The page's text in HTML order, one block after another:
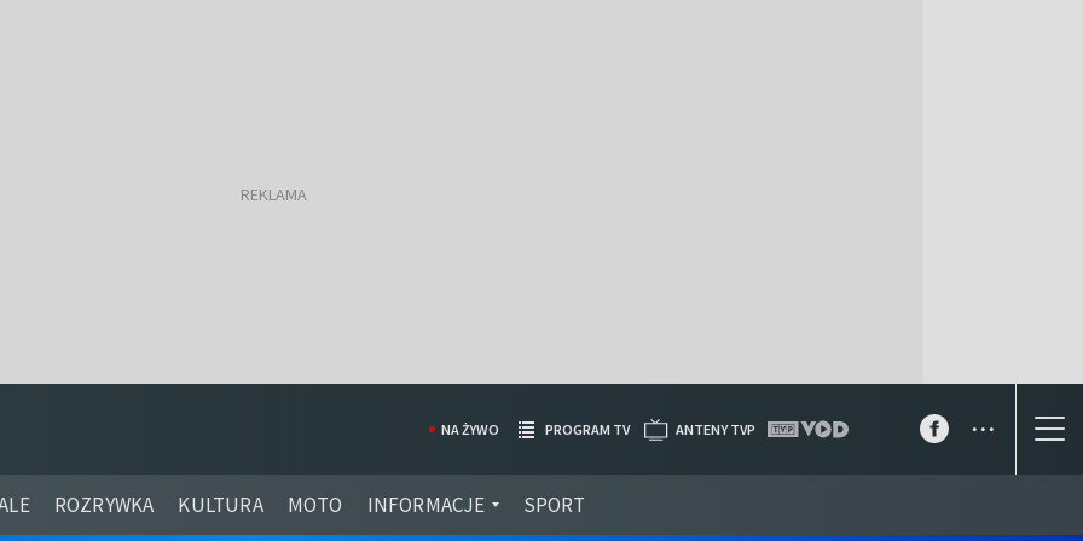
ROZRYWKA KULTURA MOTO INFORMACJE SPORT
NA ŻYWO PROGRAM TV ANTENY TVP ...